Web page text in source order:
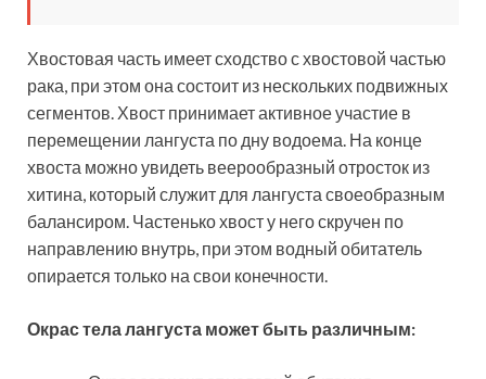
Хвостовая часть имеет сходство с хвостовой частью
рака, при этом она состоит из нескольких подвижных
сегментов. Хвост принимает активное участие в
перемещении лангуста по дну водоема. На конце
хвоста можно увидеть веерообразный отросток из
хитина, который служит для лангуста своеобразным
балансиром. Частенько хвост у него скручен по
направлению внутрь, при этом водный обитатель
опирается только на свои конечности.
Окрас тела лангуста может быть различным: